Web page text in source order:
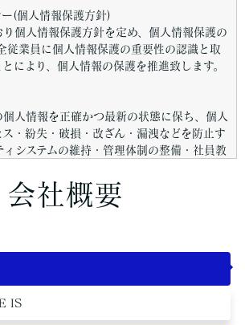
(個人情報保護方針)
個人情報保護方針を定め、個人情報保護の
従業員に個人情報保護の重要性の認識と取
により、個人情報の保護を推進致します。
人情報を正確かつ最新の状態に保ち、個人
・紛失・破損・改ざん・漏洩などを防止す
ィシステムの維持・管理体制の整備・社員教
す。
する回答として、電子メールや資料のご送
開示・提供の禁止
お預かりした個人情報を適切に管理し、次
会社概要
IS